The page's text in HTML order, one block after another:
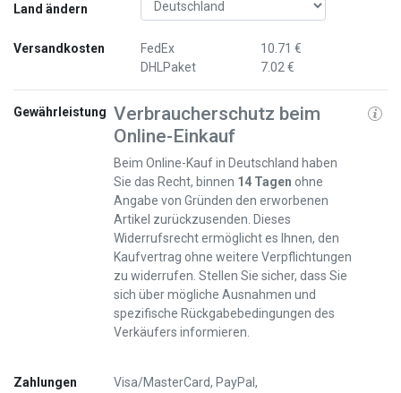
Land ändern
Versandkosten
FedEx
DHLPaket
10.71 €
7.02 €
Gewährleistung Verbraucherschutz beim
Online-Einkauf
Beim Online-Kauf in Deutschland haben
Sie das Recht, binnen 14 Tagen ohne
Angabe von Gründen den erworbenen
Artikel zurückzusenden. Dieses
Widerrufsrecht ermöglicht es Ihnen, den
Kaufvertrag ohne weitere Verpflichtungen
zu widerrufen. Stellen Sie sicher, dass Sie
sich über mögliche Ausnahmen und
spezifische Rückgabebedingungen des
Verkäufers informieren.
Zahlungen
Visa/MasterCard, PayPal,